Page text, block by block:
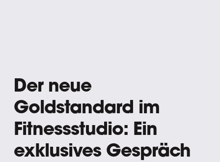
Der neue
Goldstandard im
Fitnessstudio: Ein
exklusives Gespräch